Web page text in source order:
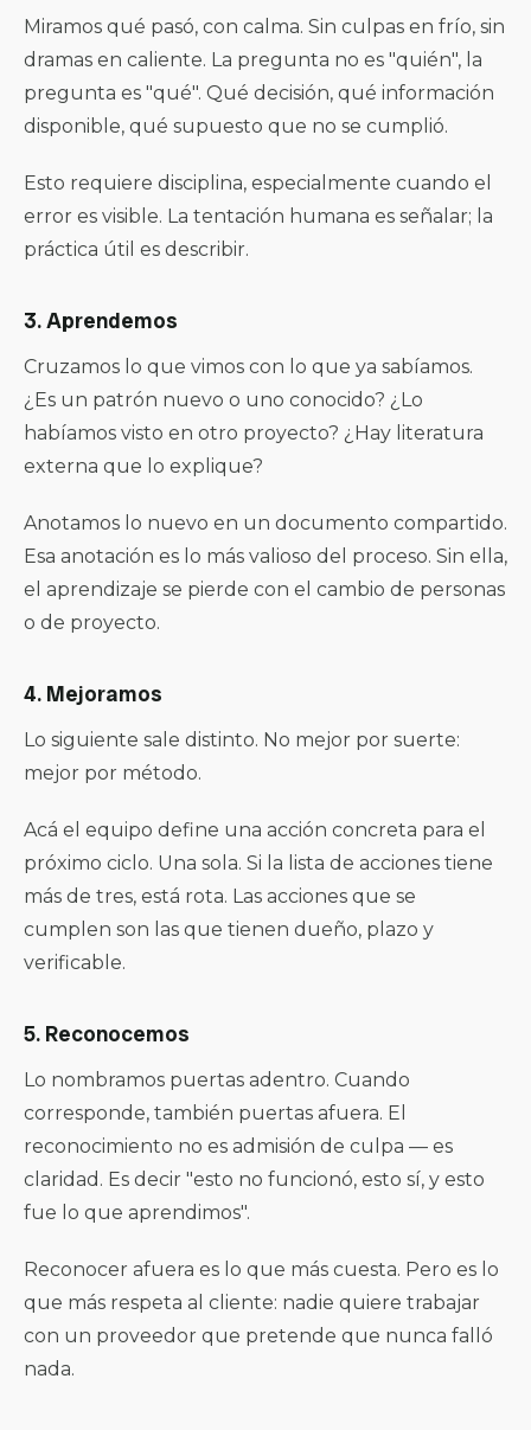
Miramos qué pasó, con calma. Sin culpas en frío, sin
dramas en caliente. La pregunta no es "quién", la
pregunta es "qué". Qué decisión, qué información
disponible, qué supuesto que no se cumplió.
Esto requiere disciplina, especialmente cuando el
error es visible. La tentación humana es señalar; la
práctica útil es describir.
3. Aprendemos
Cruzamos lo que vimos con lo que ya sabíamos.
¿Es un patrón nuevo o uno conocido? ¿Lo
habíamos visto en otro proyecto? ¿Hay literatura
externa que lo explique?
Anotamos lo nuevo en un documento compartido.
Esa anotación es lo más valioso del proceso. Sin ella,
el aprendizaje se pierde con el cambio de personas
o de proyecto.
4. Mejoramos
Lo siguiente sale distinto. No mejor por suerte:
mejor por método.
Acá el equipo define una acción concreta para el
próximo ciclo. Una sola. Si la lista de acciones tiene
más de tres, está rota. Las acciones que se
cumplen son las que tienen dueño, plazo y
verificable.
5. Reconocemos
Lo nombramos puertas adentro. Cuando
corresponde, también puertas afuera. El
reconocimiento no es admisión de culpa — es
claridad. Es decir "esto no funcionó, esto sí, y esto
fue lo que aprendimos".
Reconocer afuera es lo que más cuesta. Pero es lo
que más respeta al cliente: nadie quiere trabajar
con un proveedor que pretende que nunca falló
nada.